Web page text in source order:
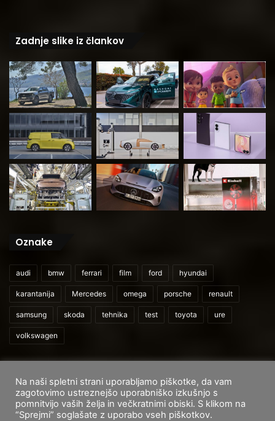
Zadnje slike iz člankov
Oznake
audi bmw ferrari film ford hyundai
karantanija Mercedes omega porsche renault
samsung skoda tehnika test toyota ure
volkswagen
© 2026
CarAndUser.com
Domov
O nas Cenik storitev Pogoji uporabe
Na naši spletni strani uporabljamo piškotke, da vam
zagotovimo ustreznejšo uporabniško izkušnjo s
pomnitvijo vaših želja in večkratnimi obiski. S klikom na
“Sprejmi” soglašate z uporabo vseh piškotkov.